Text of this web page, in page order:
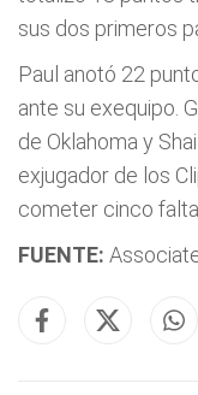
sus dos primeros
Paul anotó 22
ante su exequipo.
de Oklahoma y
exjugador de los
cometer cinco
FUENTE: